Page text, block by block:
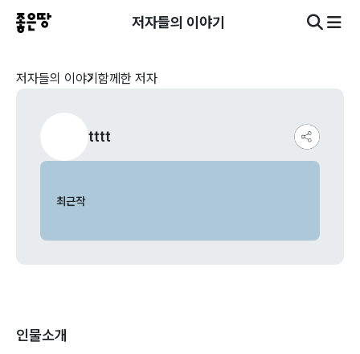
저자들의 이야기
저자들의 이야기 함께한 저자
tttt
최근작
인물소개